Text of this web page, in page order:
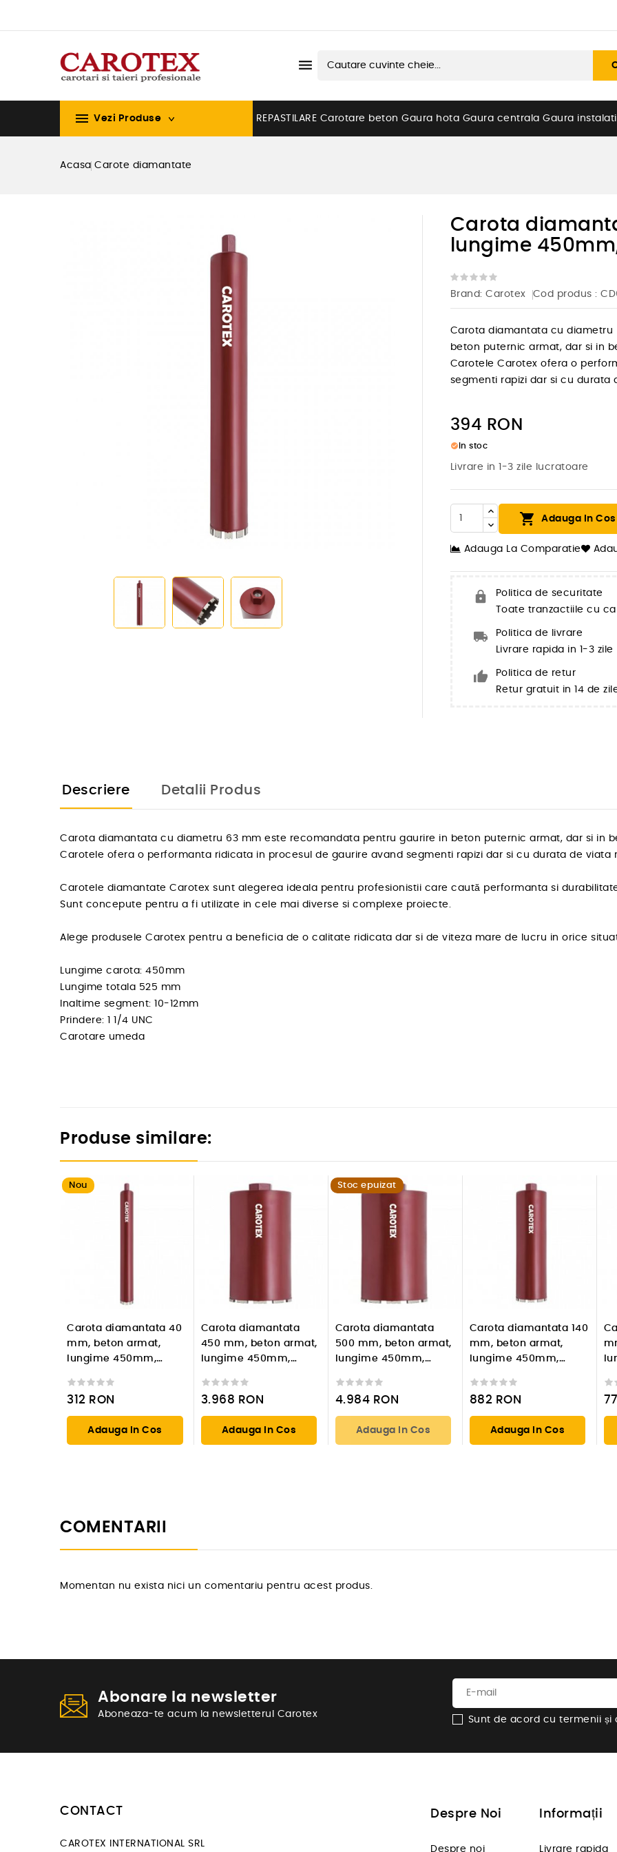

 Vezi Produse REPASTILARE Carotare beton Gaura hota Gaura centrala Gaura
Acasa Carote diamantate
Carota
lungime
Brand: Carotex Cod produs :
Carota diamantata cu
beton puternic armat, dar si in
Carotele Carotex ofera o
segmenti rapizi dar si cu durata
394 RON
check_circle In stoc
Livrare in 1-3 zile lucratoare
 Adauga In Cos
Adauga La Comparatie
Politica de securitate
Toate tranzactiile cu
Politica de livrare
Livrare rapida in 1-3
Politica de retur
Retur gratuit in 14 de
Descriere Detalii Produs
Carota diamantata cu diametru 63 mm este recomandata pentru gaurire in beton puternic armat, dar si in
Carotele ofera o performanta ridicata in procesul de gaurire avand segmenti rapizi dar si cu durata de viata
Carotele diamantate Carotex sunt alegerea ideala pentru profesionistii care caută performanta si
Sunt concepute pentru a fi utilizate in cele mai diverse si complexe proiecte.
Alege produsele Carotex pentru a beneficia de o calitate ridicata dar si de viteza mare de lucru in orice
Lungime carota: 450mm
Lungime totala 525 mm
Inaltime segment: 10-12mm
Prindere: 1 1/4 UNC
Carotare umeda
Produse similare:
Nou
Carota diamantata 40
mm, beton armat,
lungime 450mm,
312 RON
Adauga In Cos
Carota diamantata
450 mm, beton armat,
lungime 450mm,
3.968 RON
Adauga In Cos
Stoc epuizat
Carota diamantata
500 mm, beton armat,
lungime 450mm,
4.984 RON
Adauga In Cos
Carota diamantata 140
mm, beton armat,
lungime 450mm,
882 RON
Adauga In Cos
COMENTARII
Momentan nu exista nici un comentariu pentru acest produs.
Abonare la newsletter
Aboneaza-te acum la newsletterul Carotex
Sunt de acord cu termenii
CONTACT
CAROTEX INTERNATIONAL SRL
Despre Noi
Despre noi
Informații
Livrare rapida